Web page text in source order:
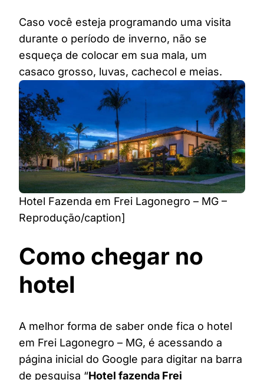
Caso você esteja programando uma visita
durante o período de inverno, não se
esqueça de colocar em sua mala, um
casaco grosso, luvas, cachecol e meias.
Hotel Fazenda em Frei Lagonegro – MG –
Reprodução/caption]
Como chegar no
hotel
A melhor forma de saber onde fica o hotel
em Frei Lagonegro – MG, é acessando a
página inicial do Google para digitar na barra
de pesquisa “Hotel fazenda Frei